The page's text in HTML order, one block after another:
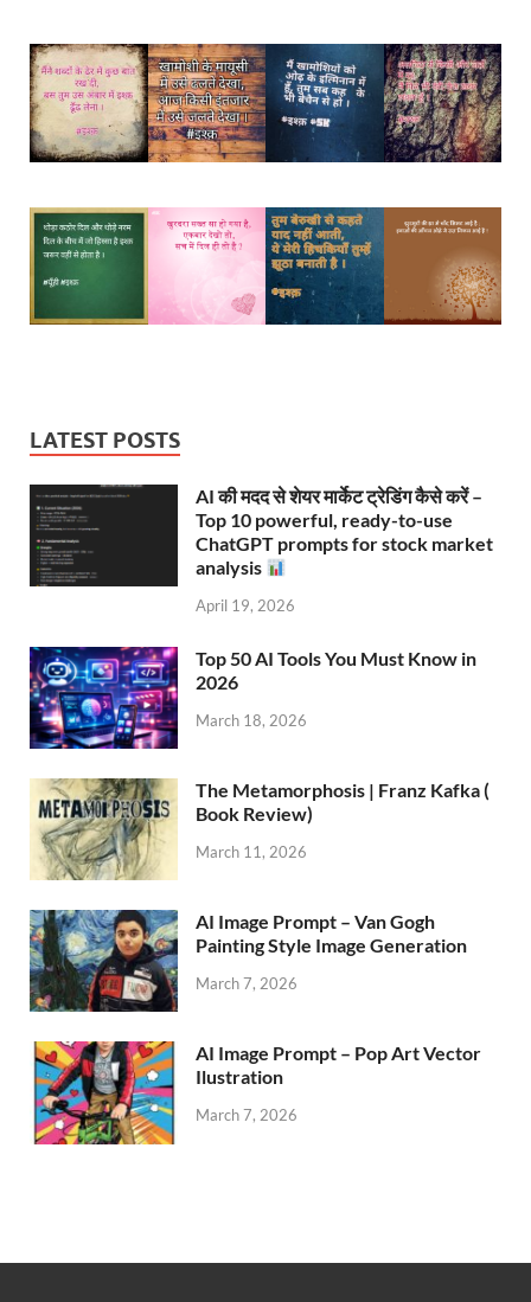
LATEST POSTS
AI की मदद से शेयर मार्केट ट्रेडिंग कैसे करें –
Top 10 powerful, ready-to-use
ChatGPT prompts for stock market
analysis
April 19, 2026
Top 50 AI Tools You Must Know in
2026
March 18, 2026
The Metamorphosis | Franz Kafka (
Book Review)
March 11, 2026
AI Image Prompt – Van Gogh
Painting Style Image Generation
March 7, 2026
AI Image Prompt – Pop Art Vector
Ilustration
March 7, 2026